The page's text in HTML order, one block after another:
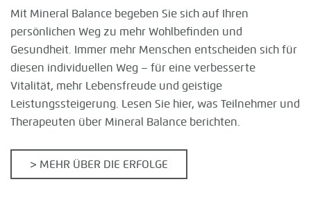
Mit Mineral Balance begeben Sie sich auf Ihren
persönlichen Weg zu mehr Wohlbefinden und
Gesundheit. Immer mehr Menschen entscheiden sich für
diesen individuellen Weg – für eine verbesserte
Vitalität, mehr Lebensfreude und geistige
Leistungssteigerung. Lesen Sie hier, was Teilnehmer und
Therapeuten über Mineral Balance berichten.
> MEHR ÜBER DIE ERFOLGE